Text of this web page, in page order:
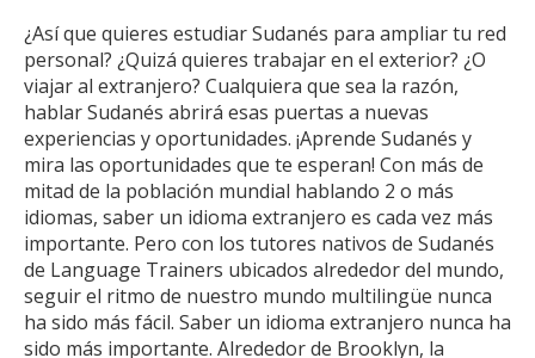
¿Así que quieres estudiar Sudanés para ampliar tu red
personal? ¿Quizá quieres trabajar en el exterior? ¿O
viajar al extranjero? Cualquiera que sea la razón,
hablar Sudanés abrirá esas puertas a nuevas
experiencias y oportunidades. ¡Aprende Sudanés y
mira las oportunidades que te esperan! Con más de
mitad de la población mundial hablando 2 o más
idiomas, saber un idioma extranjero es cada vez más
importante. Pero con los tutores nativos de Sudanés
de Language Trainers ubicados alrededor del mundo,
seguir el ritmo de nuestro mundo multilingüe nunca
ha sido más fácil. Saber un idioma extranjero nunca ha
sido más importante. Alrededor de Brooklyn, la